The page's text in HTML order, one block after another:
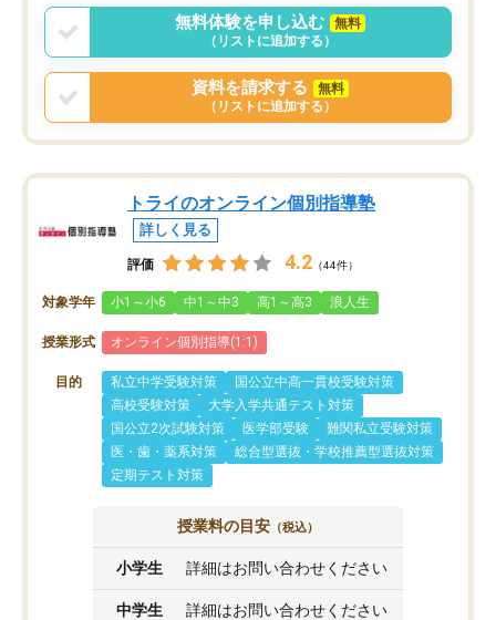
言う事で講師変更の申し出があり、あ
まりに短期での変更だった為、塾に通
う事にして退会しました。遅れも取り
戻せ、授業内容や講師の方は良かった
と思います。
無料体験を申し込む
無料
（リストに追加する）
資料を請求する
無料
（リストに追加する）
トライのオンライン個別指導塾
詳しく見る
評価 4.2 （44件）
対象学年 小1～小6 中1～中3 高1～高3 浪人生
授業形式 オンライン個別指導(1:1)
目的 私立中学受験対策
国公立中高一貫校受験対策
高校受験対策
大学入学共通テスト対策
国公立2次試験対策
医学部受験
難関私立受験対策
医・歯・薬系対策
総合型選抜・学校推薦型選抜対策
定期テスト対策
授業料の目安 （税込）
小学生 詳細はお問い合わせください
中学生 詳細はお問い合わせください